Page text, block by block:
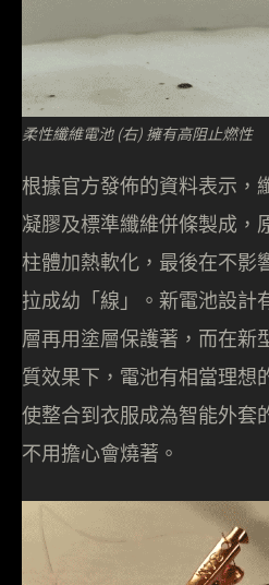
柔性纖維電池 (右) 擁有高阻止燃性
根據官方發佈的資料表示，
凝膠及標準纖維併條製成，
柱體加熱軟化，最後在不影
拉成幼「線」。新電池設計
層再用塗層保護著，而在新
質效果下，電池有相當理想
使整合到衣服成為智能外套
不用擔心會燒著。